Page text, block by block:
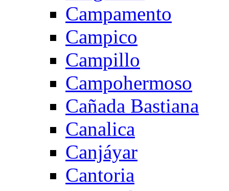
Campamento
Campico
Campillo
Campohermoso
Cañada Bastiana
Canalica
Canjáyar
Cantoria